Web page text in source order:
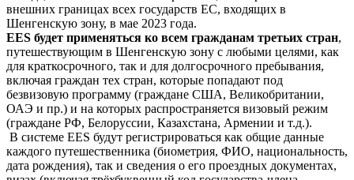
внешних границах всех государств ЕС, входящих в
Шенгенскую зону, в мае 2023 года.
EES будет применяться ко всем гражданам третьих стран,
путешествующим в Шенгенскую зону с любыми целями, как
для краткосрочного, так и для долгосрочного пребывания,
включая граждан тех стран, которые попадают под
безвизовую программу (граждане США, Великобритании,
ОАЭ и пр.) и на которых распространяется визовый режим
(граждане РФ, Белоруссии, Казахстана, Армении и т.д.).
В системе EES будут регистрироваться как общие данные
каждого путешественника (биометрия, ФИО, национальность,
дата рождения), так и сведения о его проездных документах,